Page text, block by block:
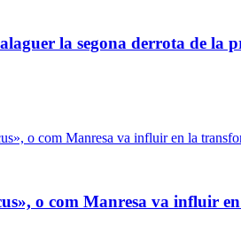
la segona derrota de la
o com Manresa va influir